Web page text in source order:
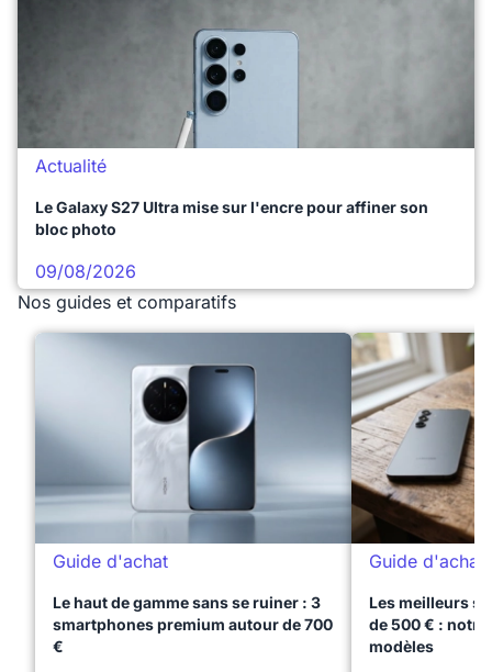
Actualité
Le Galaxy S27 Ultra mise sur l'encre pour affiner son
bloc photo
09/08/2026
Nos guides et comparatifs
Guide d'achat
Le haut de gamme sans se ruiner : 3
smartphones premium autour de 700
€
Guide d'achat
Les meilleurs
de 500 € :
modèles